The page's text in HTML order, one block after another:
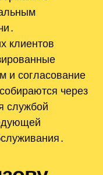
клиентов
и согласование
через
службой